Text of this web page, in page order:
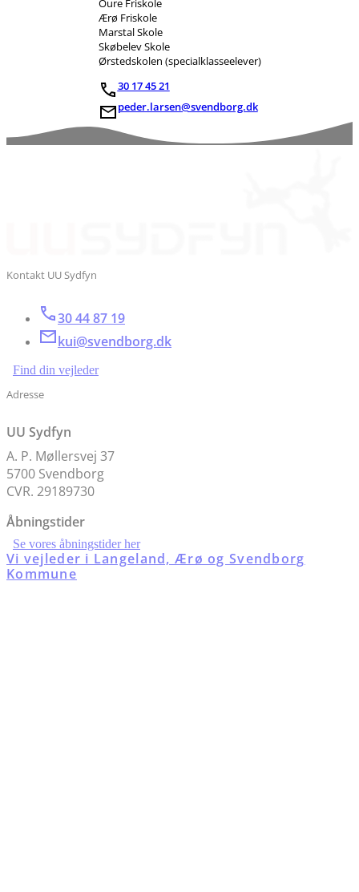
Oure Friskole
Ærø Friskole
Marstal Skole
Skøbelev Skole
Ørstedskolen (specialklasseelever)
30 17 45 21
peder.larsen@svendborg.dk
Kontakt UU Sydfyn
30 44 87 19
kui@svendborg.dk
Find din vejleder
Adresse
UU Sydfyn
A. P. Møllersvej 37
5700 Svendborg
CVR. 29189730
Åbningstider
Se vores åbningstider her
Vi vejleder i Langeland, Ærø og Svendborg
Kommune